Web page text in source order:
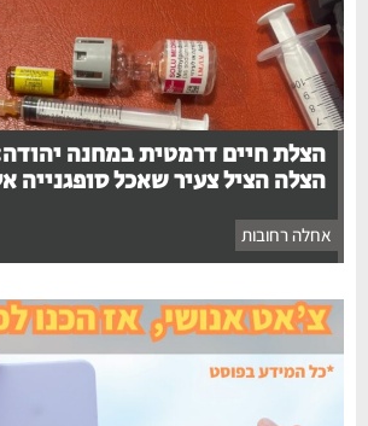
הצלת חיים דרמטית במחנה יהודה:
הצלה הציל צעיר שאכל סופגנייה
אחלה רחובות